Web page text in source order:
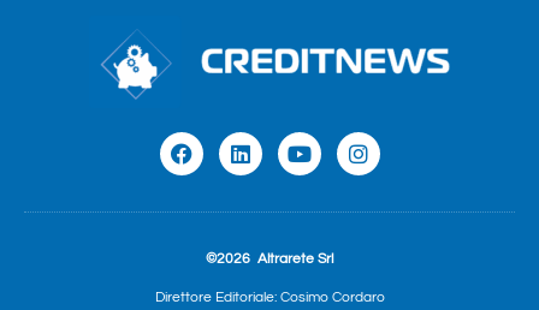
©2026 Altrarete Srl
Direttore Editoriale: Cosimo Cordaro